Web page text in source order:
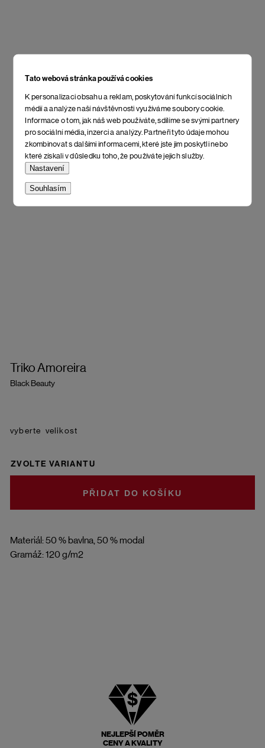
Tato webová stránka používá cookies
K personalizaci obsahu a reklam, poskytování funkcí sociálních
médií a analýze naší návštěvnosti využíváme soubory cookie.
Informace o tom, jak náš web používáte, sdílíme se svými partnery
pro sociální média, inzerci a analýzy. Partneři tyto údaje mohou
zkombinovat s dalšími informacemi, které jste jim poskytli nebo
které získali v důsledku toho, že používáte jejich služby.
Nastavení
Souhlasím
Triko Amoreira
Black Beauty
Materiál: 50 % bavlna, 50 % modal
Gramáž: 120 g/m2
velikost
ZVOLTE VARIANTU
DO KOŠÍKU
NEJLEPŠÍ POMĚR
CENY A KVALITY